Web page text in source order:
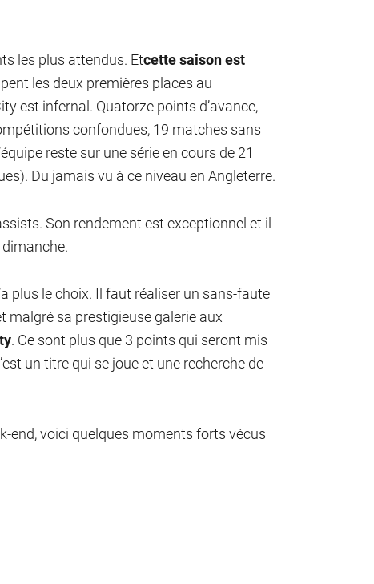
les plus attendus. Etcette saison est
les deux premières places au
est infernal. Quatorze points d’avance,
confondues, 19 matches sans
reste sur une série en cours de 21
Du jamais vu à ce niveau en Angleterre.
Son rendement est exceptionnel et il
plus le choix. Il faut réaliser un sans-faute
malgré sa prestigieuse galerie aux
. Ce sont plus que 3 points qui seront mis
un titre qui se joue et une recherche de
end, voici quelques moments forts vécus